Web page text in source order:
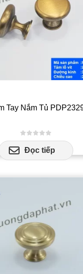
Tay Nắm Tủ
0out of 5
Đọc tiếp